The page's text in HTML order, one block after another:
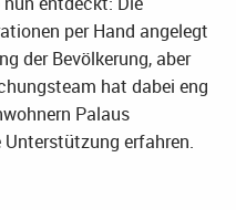
per Hand angelegt
der Bevölkerung, aber
hat dabei eng
Palaus
erfahren.